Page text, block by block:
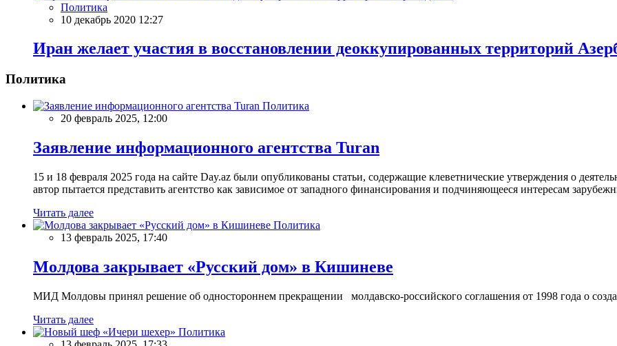
Политика
10 декабрь 2020 12:27
Иран желает участия в восстановлении деоккупированных территорий
Политика
Политика
20 февраль 2025, 12:00
Заявление информационного агентства Turan
15 и 18 февраля 2025 года на сайте Day.az были опубликованы статьи, содержащие клеветнические утверждения о
автор пытается представить агентство как зависимое от западного финансирования и подчиняющееся интересам
Читать далее
Политика
13 февраль 2025, 17:40
Молдова закрывает «Русский дом» в Кишиневе
МИД Молдовы принял решение об одностороннем прекращении молдавско-российского соглашения от 1998 года о
Читать далее
Политика